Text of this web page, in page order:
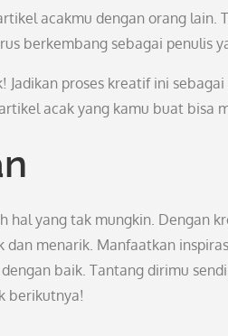
acakmu dengan orang lain.
berkembang sebagai penulis
Jadikan proses kreatif ini
acak yang kamu buat bisa
hal yang tak mungkin. Dengan
dan menarik. Manfaatkan
baik. Tantang dirimu
berikutnya!